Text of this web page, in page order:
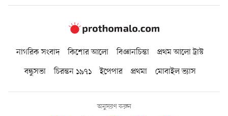
নাগরিক সংবাদ কিশোর আলো বিজ্ঞানচিন্তা
প্রথম আলো ট্রাস্ট
বন্ধুসভা
চিরন্তন ১৯৭১ ইপেপার প্রথমা মোবাইল ভ্যাস
অনুসরণ করুন